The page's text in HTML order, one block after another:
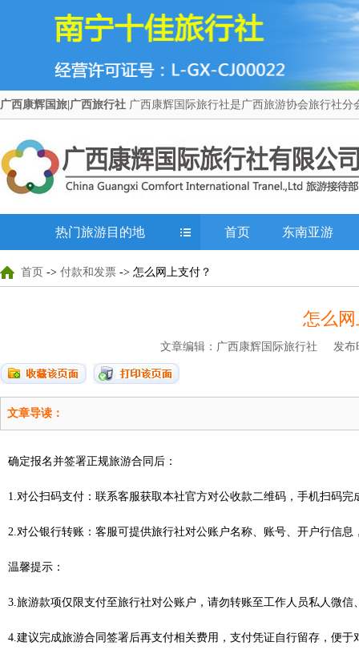
广西康辉国旅|广西旅行社 广西康辉国际旅行社是广西旅游协会旅行社
热门旅游目的地 首页 东南亚游
首页 -> 付款和发票 -> 怎么网上支付？
怎么
文章编辑：广西康辉国际旅行社 发布
文章导读：
确定报名并签署正规旅游合同后：
1.对公扫码支付：联系客服获取本社官方对公收款二维码，手机扫码完
2.对公银行转账：客服可提供旅行社对公账户名称、账号、开户行信
温馨提示：
3.旅游款项仅限支付至旅行社对公账户，请勿转账至工作人员私人微信
4.建议完成旅游合同签署后再支付相关费用，支付凭证自行留存，便于